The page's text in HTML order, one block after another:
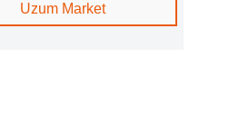
Uzum Market